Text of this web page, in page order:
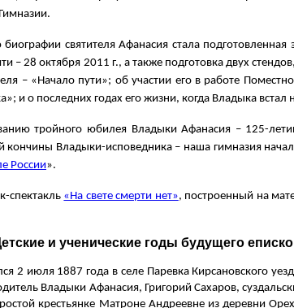
святителя Афанасия стала подготовленная
– 28 октября 2011 г., а также подготовка двух
– «Начало пути»; об участии его в работе
и о последних годах его жизни, когда Владыка встал
тройного юбилея Владыки Афанасия – 125-
кончины Владыки-исповедника – наша гимназия
России».
спектакль «На свете смерти нет», построенный на
и ученические годы будущего
2 июля 1887 года в селе Паревка Кирсановского
Владыки Афанасия, Григорий Сахаров,
крестьянке Матроне Андреевне из деревни